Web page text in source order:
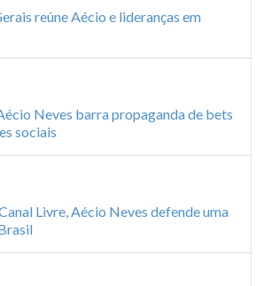
reúne Aécio e lideranças em
Neves barra propaganda de bets
sociais
Livre, Aécio Neves defende uma